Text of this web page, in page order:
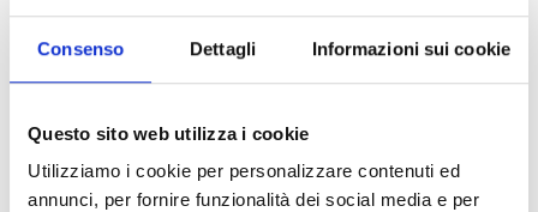
Consenso Dettagli Informazioni sui cookie
Questo sito web utilizza i cookie
Utilizziamo i cookie per personalizzare contenuti ed
annunci, per fornire funzionalità dei social media e per
Dokumente (6992)
Alle auswählen